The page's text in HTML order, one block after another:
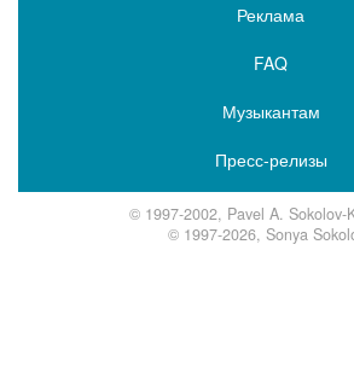
Реклама
FAQ
Музыкантам
Пресс-релизы
© 1997-2002, Pavel A. Sokolov-
© 1997-2026, Sonya